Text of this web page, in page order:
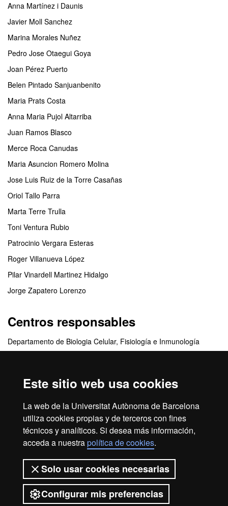
Este sitio web usa cookies
La web de la Universitat Autònoma de Barcelona
utiliza cookies propias y de terceros con fines
técnicos y analíticos. Si desea más información,
acceda a nuestrapolítica de cookies.
Solo usar cookies necesarias
Configurar mis preferencias
Anna Martínez i Daunis
Javier Moll Sanchez
Marina Morales Nuñez
Pedro Jose Otaegui Goya
Joan Pérez Puerto
Belen Pintado Sanjuanbenito
Maria Prats Costa
Anna Maria Pujol Altarriba
Juan Ramos Blasco
Merce Roca Canudas
Maria Asuncion Romero Molina
Jose Luis Ruiz de la Torre Casañas
Oriol Tallo Parra
Marta Terre Trulla
Toni Ventura Rubio
Patrocinio Vergara Esteras
Roger Villanueva López
Pilar Vinardell Martinez Hidalgo
Jorge Zapatero Lorenzo
Centros responsables
Departamento de Biologia Celular, Fisiología e Inmunología
Centros colaboradores
FELASA
Sobre el web
Accesibilidad web
2026 Universitat Autònoma de